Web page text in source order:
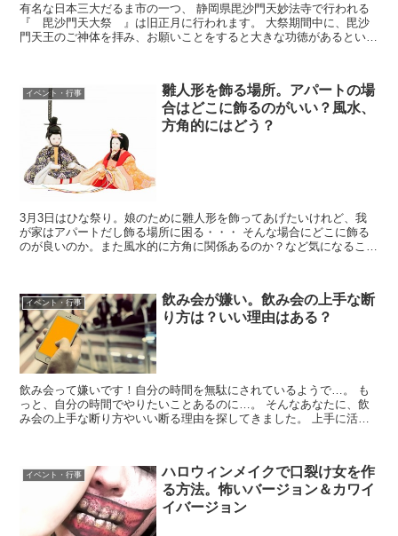
有名な日本三大だるま市の一つ、 静岡県毘沙門天妙法寺で行われる
『 毘沙門天大祭 』は旧正月に行われます。 大祭期間中に、毘沙
門天王のご神体を拝み、お願いことをすると大きな功徳があるといわ
イベント・行事
雛人形を飾る場所。アパートの場
合はどこに飾るのがいい？風水、
方角的にはどう？
3月3日はひな祭り。娘のために雛人形を飾ってあげたいけれど、我
が家はアパートだし飾る場所に困る・・・ そんな場合にどこに飾る
のが良いのか。また風水的に方角に関係あるのか？など気になること
イベント・行事
飲み会が嫌い。飲み会の上手な断
り方は？いい理由はある？
飲み会って嫌いです！自分の時間を無駄にされているようで…。 も
っと、自分の時間でやりたいことあるのに…。 そんなあなたに、飲
み会の上手な断り方やいい断る理由を探してきました。 上手に活用
イベント・行事
ハロウィンメイクで口裂け女を作
る方法。怖いバージョン＆カワイ
イバージョン